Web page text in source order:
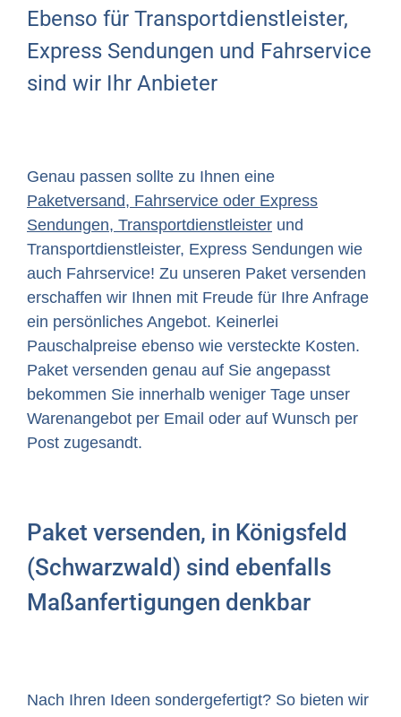
Ebenso für Transportdienstleister,
Express Sendungen und Fahrservice
sind wir Ihr Anbieter
Genau passen sollte zu Ihnen eine
Paketversand, Fahrservice oder Express
Sendungen, Transportdienstleister und
Transportdienstleister, Express Sendungen wie
auch Fahrservice! Zu unseren Paket versenden
erschaffen wir Ihnen mit Freude für Ihre Anfrage
ein persönliches Angebot. Keinerlei
Pauschalpreise ebenso wie versteckte Kosten.
Paket versenden genau auf Sie angepasst
bekommen Sie innerhalb weniger Tage unser
Warenangebot per Email oder auf Wunsch per
Post zugesandt.
Paket versenden, in Königsfeld
(Schwarzwald) sind ebenfalls
Maßanfertigungen denkbar
Nach Ihren Ideen sondergefertigt? So bieten wir